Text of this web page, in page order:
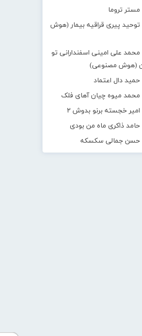
مستر تروما
توحید پیری قراقیه بیمار (هوش
محمد علی امینی اسفندارانی تو
(هوش مصنوعی)
حمید دال اعتماد
محمد میوه چیان آهای فلک
امیر خجسته برنو بدوش ۲
حامد ذاکری ماه من بودی
حسن جمالی سکسکه